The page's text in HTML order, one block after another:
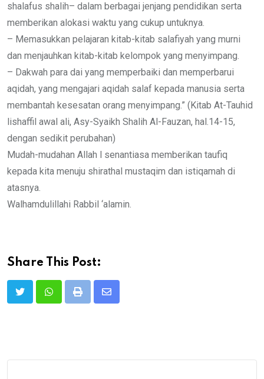
shalafus shalih– dalam berbagai jenjang pendidikan serta
memberikan alokasi waktu yang cukup untuknya.
– Memasukkan pelajaran kitab-kitab salafiyah yang murni
dan menjauhkan kitab-kitab kelompok yang menyimpang.
– Dakwah para dai yang memperbaiki dan memperbarui
aqidah, yang mengajari aqidah salaf kepada manusia serta
membantah kesesatan orang menyimpang.” (Kitab At-Tauhid
lishaffil awal ali, Asy-Syaikh Shalih Al-Fauzan, hal.14-15,
dengan sedikit perubahan)
Mudah-mudahan Allah l senantiasa memberikan taufiq
kepada kita menuju shirathal mustaqim dan istiqamah di
atasnya.
Walhamdulillahi Rabbil ‘alamin.
Share This Post:
Print
Share